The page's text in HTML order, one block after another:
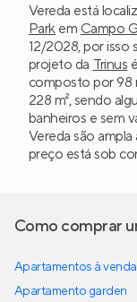
Vereda está
Park em Campo
12/2028, por isso
projeto da Trinus
composto por 98
228 m², sendo
banheiros e sem
Vereda são
preço está sob
Como comprar
Apartamentos à
Apartamento garden